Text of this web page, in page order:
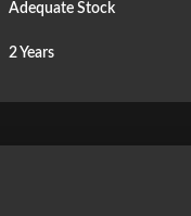
Adequate Stock
2 Years